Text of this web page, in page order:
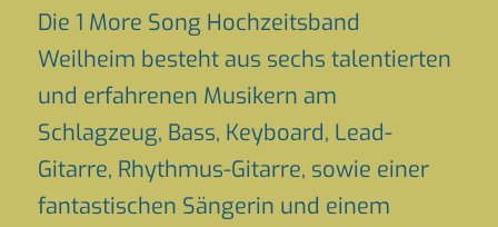
Die 1 More Song Hochzeitsband
Weilheim besteht aus sechs talentierten
und erfahrenen Musikern am
Schlagzeug, Bass, Keyboard, Lead-
Gitarre, Rhythmus-Gitarre, sowie einer
fantastischen Sängerin und einem